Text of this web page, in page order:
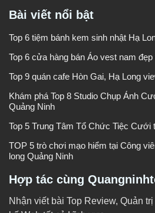
Bài viết nổi bật
Top 6 tiệm bánh kem sinh nhật Hạ
Top 6 cửa hàng bán Áo vest nam
Top 9 quán cafe Hòn Gai, Hạ Long
Khám phá Top 8 Studio Chụp Ảnh
Quảng Ninh
Top 5 Trung Tâm Tổ Chức Tiệc Cưới
TOP 5 trò chơi mạo hiểm tại Công
long Quảng Ninh
Hợp tác cùng
Nhận viết bài Top Review, Quản